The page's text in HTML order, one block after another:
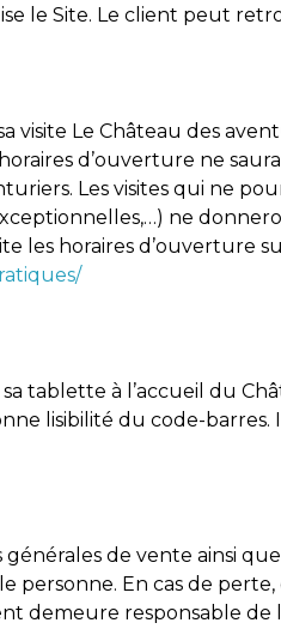
le Site. Le client peut
visite Le Château des
d’ouverture ne
Les visites qui ne
ne
les horaires d’ouverture
tablette à l’accueil du
lisibilité du code-
de vente ainsi
personne. En cas de
demeure responsable